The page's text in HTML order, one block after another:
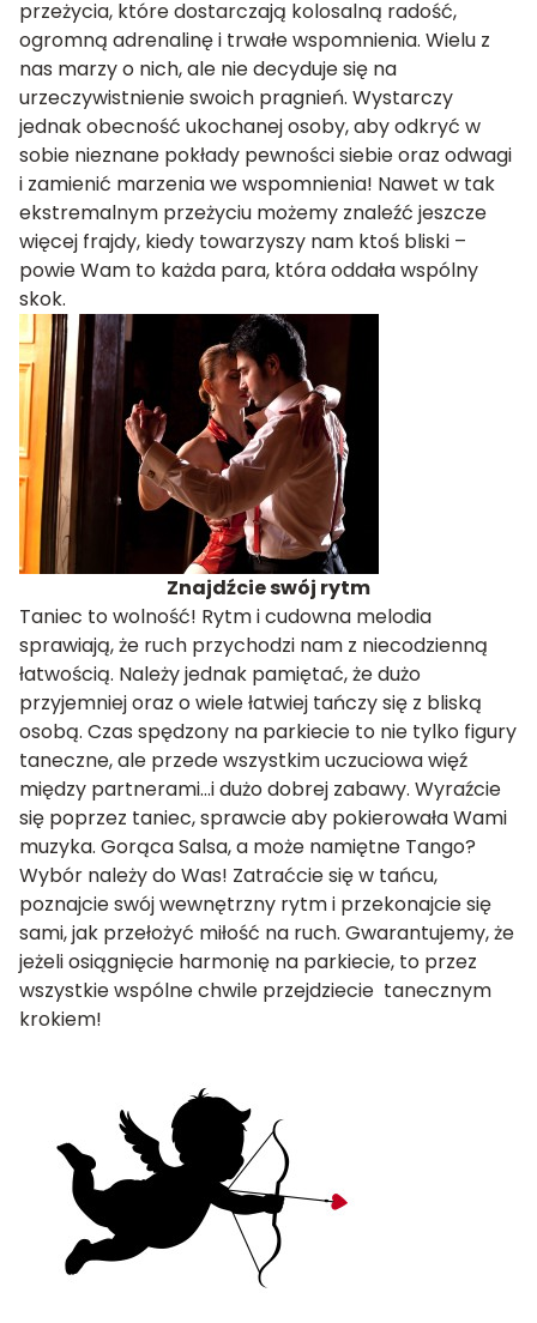
przeżycia, które dostarczają kolosalną radość,
ogromną adrenalinę i trwałe wspomnienia. Wielu z
nas marzy o nich, ale nie decyduje się na
urzeczywistnienie swoich pragnień. Wystarczy
jednak obecność ukochanej osoby, aby odkryć w
sobie nieznane pokłady pewności siebie oraz odwagi
i zamienić marzenia we wspomnienia! Nawet w tak
ekstremalnym przeżyciu możemy znaleźć jeszcze
więcej frajdy, kiedy towarzyszy nam ktoś bliski –
powie Wam to każda para, która oddała wspólny
skok.
Znajdźcie swój rytm
Taniec to wolność! Rytm i cudowna melodia
sprawiają, że ruch przychodzi nam z niecodzienną
łatwością. Należy jednak pamiętać, że dużo
przyjemniej oraz o wiele łatwiej tańczy się z bliską
osobą. Czas spędzony na parkiecie to nie tylko figury
taneczne, ale przede wszystkim uczuciowa więź
między partnerami…i dużo dobrej zabawy. Wyraźcie
się poprzez taniec, sprawcie aby pokierowała Wami
muzyka. Gorąca Salsa, a może namiętne Tango?
Wybór należy do Was! Zatraćcie się w tańcu,
poznajcie swój wewnętrzny rytm i przekonajcie się
sami, jak przełożyć miłość na ruch. Gwarantujemy, że
jeżeli osiągnięcie harmonię na parkiecie, to przez
wszystkie wspólne chwile przejdziecie tanecznym
krokiem!